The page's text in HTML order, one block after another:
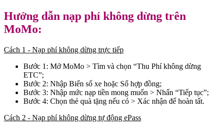
Hướng dẫn nạp phí không dừng trên
MoMo:
Cách 1 - Nạp phí không dừng trực tiếp
Bước 1: Mở MoMo > Tìm và chọn “Thu Phí không dừng
ETC”;
Bước 2: Nhập Biển số xe hoặc Số hợp đồng;
Bước 3: Nhập mức nạp tiền mong muốn > Nhấn “Tiếp tục”;
Bước 4: Chọn thẻ quà tặng nếu có > Xác nhận để hoàn tất.
Cách 2 - Nạp phí không dừng tự động ePass